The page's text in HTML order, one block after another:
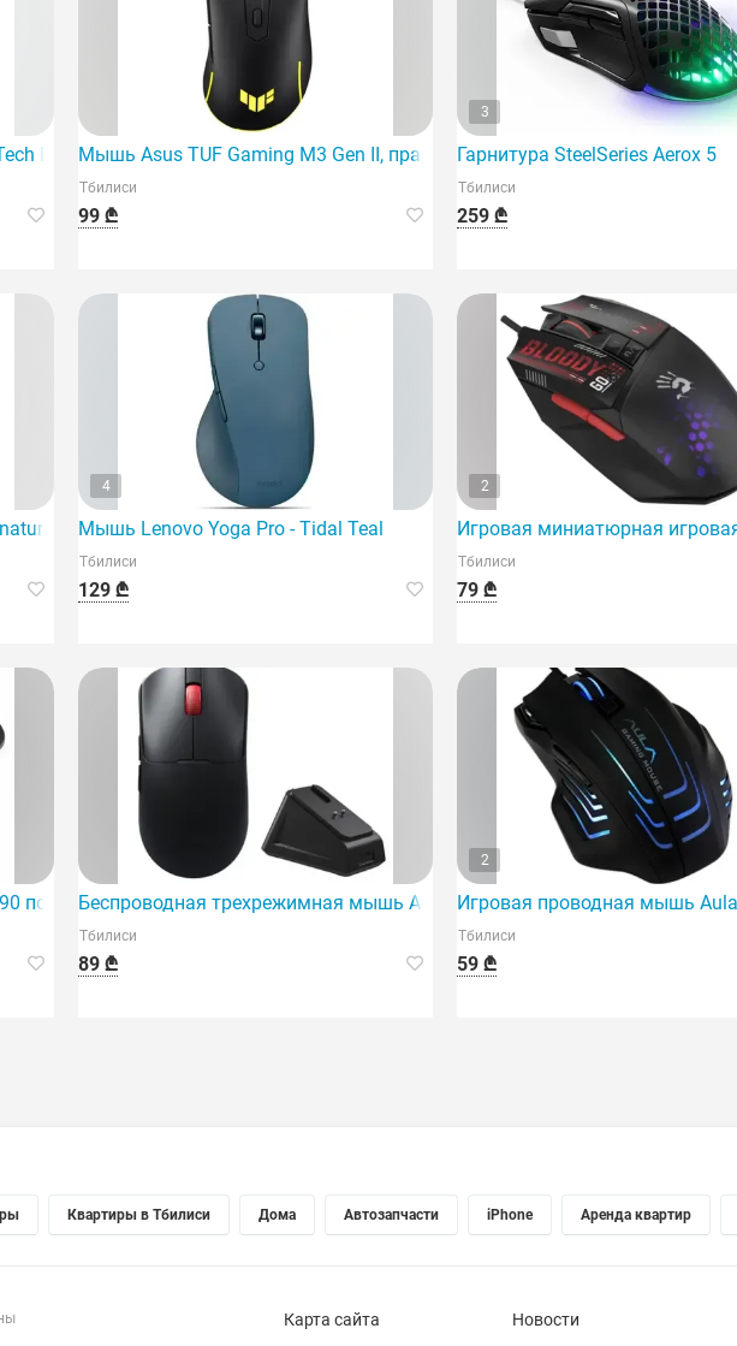
Bloody R73 Ultra Duo с двумя режимами работы
Мышь Asus TUF Gaming M3 Gen II, правая, USB Type-C
Тбилиси
99 ₾
3
Гарнитура SteelSeries Aerox 5
Тбилиси
259 ₾
M650 L — графитового цвета.
4
Мышь Lenovo Yoga Pro - Tidal Teal
Тбилиси
129 ₾
2
Игровая миниатюрная
Тбилиси
79 ₾
полноразмерная - угольно-серый - 2 шт.
Беспроводная трехрежимная мышь Aula SC380Pro с перезаряжаемой
Тбилиси
89 ₾
2
Игровая проводная мышь
Тбилиси
59 ₾
Квартиры в Тбилиси Дома Автозапчасти iPhone Аренда квартир
Карта сайта Новости